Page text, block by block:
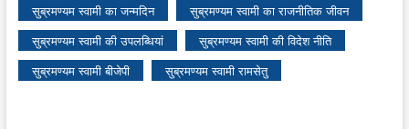
सुब्रमण्यम स्वामी का जन्मदिन
सुब्रमण्यम स्वामी का राजनीतिक जीवन
सुब्रमण्यम स्वामी की उपलब्धियां
सुब्रमण्यम स्वामी की विदेश नीति
सुब्रमण्यम स्वामी बीजेपी
सुब्रमण्यम स्वामी रामसेतु